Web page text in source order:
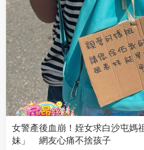
女警產後血崩！姪女求白沙屯媽
妹」 網友心痛不捨孩子